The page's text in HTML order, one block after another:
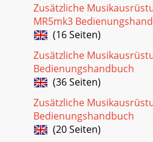
Zusätzliche
MR5mk3
(16 Seiten)
Zusätzliche
Bedienungshandbuch
(36 Seiten)
Zusätzliche
Bedienungshandbuch
(20 Seiten)